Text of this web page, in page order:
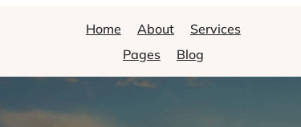
Home About
Services
Pages
Blog